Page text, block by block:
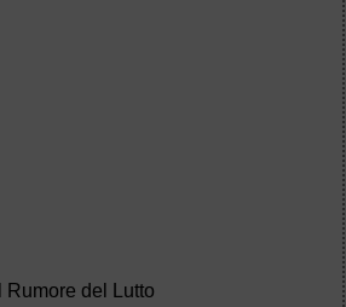
Rumore del Lutto